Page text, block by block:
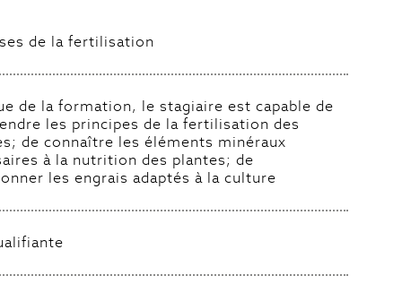
de la fertilisation
de la formation, le stagiaire est capable de
les principes de la fertilisation des
de connaître les éléments minéraux
à la nutrition des plantes; de
les engrais adaptés à la culture